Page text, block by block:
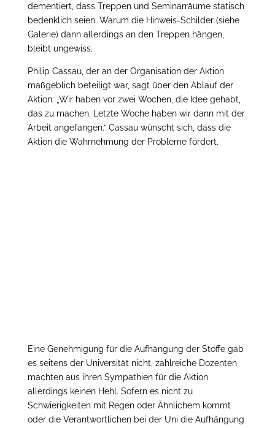
dementiert, dass Treppen und Seminarräume statisch
bedenklich seien. Warum die Hinweis-Schilder (siehe
Galerie) dann allerdings an den Treppen hängen,
bleibt ungewiss.
Philip Cassau, der an der Organisation der Aktion
maßgeblich beteiligt war, sagt über den Ablauf der
Aktion: „Wir haben vor zwei Wochen, die Idee gehabt,
das zu machen. Letzte Woche haben wir dann mit der
Arbeit angefangen.“ Cassau wünscht sich, dass die
Aktion die Wahrnehmung der Probleme fördert.
Eine Genehmigung für die Aufhängung der Stoffe gab
es seitens der Universität nicht, zahlreiche Dozenten
machten aus ihren Sympathien für die Aktion
allerdings keinen Hehl. Sofern es nicht zu
Schwierigkeiten mit Regen oder Ähnlichem kommt
oder die Verantwortlichen bei der Uni die Aufhängung